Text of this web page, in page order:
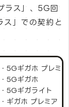
ラス」、5G回
ス」での契約と
・5Gギガホ プレミア
・5Gギガホ
・5Gギガライト
・ギガホ プレミア